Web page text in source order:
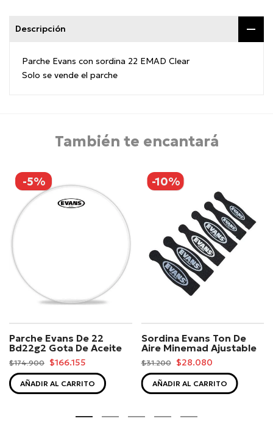
Descripción
Parche Evans con sordina 22 EMAD Clear
Solo se vende el parche
También te encantará
-5%
Parche Evans De 22
Bd22g2 Gota De Aceite
$174.900 $166.155
AÑADIR AL CARRITO
-10%
Sordina Evans Ton De
Aire Minemad Ajustable
$31.200 $28.080
AÑADIR AL CARRITO